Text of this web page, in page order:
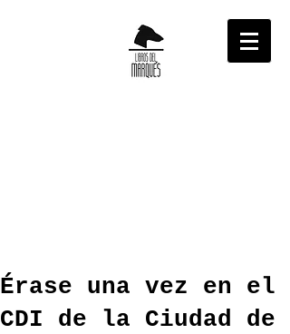
Érase una vez en el
CDI de la Ciudad de